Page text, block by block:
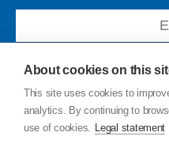
About cookies on this
This site uses cookies to
analytics. By continuing to
use of cookies. Legal statement